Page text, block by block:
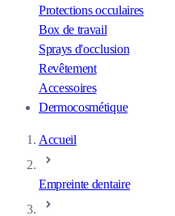
Protections occulaires
Box de travail
Sprays d'occlusion
Revêtement
Accessoires
Dermocosmétique
Accueil
Empreinte dentaire